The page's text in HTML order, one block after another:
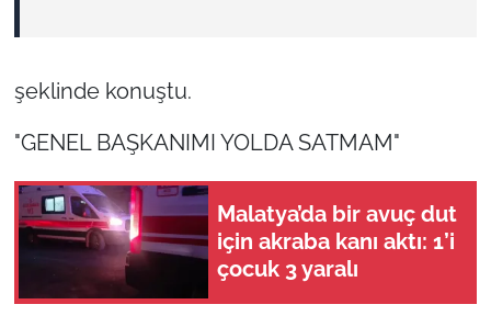
şeklinde konuştu.
"GENEL BAŞKANIMI YOLDA SATMAM"
Malatya’da bir avuç dut
için akraba kanı aktı: 1’i
çocuk 3 yaralı